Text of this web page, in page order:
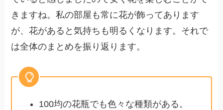
きますね。私の部屋も常に花が飾ってあります
が、花があると気持ちも明るくなります。それで
は全体のまとめを振り返ります。
100均の花瓶でも色々な種類がある。